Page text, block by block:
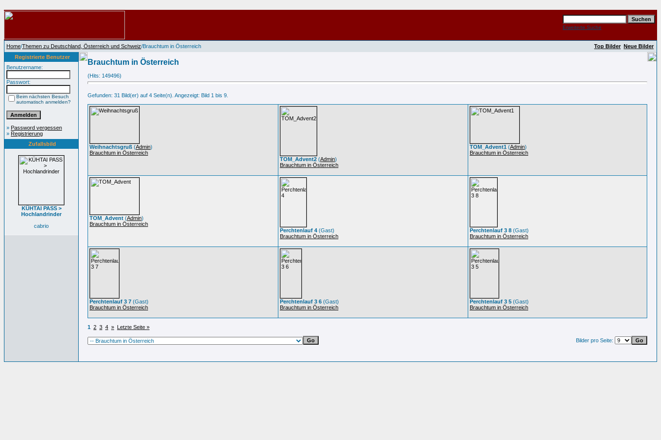
Erweiterte Suche
Home/Themen zu Deutschland, Österreich und Schweiz/Brauchtum in Österreich Top Bilder Neue Bilder
Registrierte Benutzer
Benutzername:
Passwort:
Beim nächsten Besuch
automatisch anmelden?
» Password vergessen
» Registrierung
Zufallsbild
KÜHTAI PASS >
Hochlandrinder
cabrio
Brauchtum in Österreich
(Hits: 149496)
Gefunden: 31 Bild(er) auf 4 Seite(n). Angezeigt: Bild 1 bis 9.
Weihnachtsgruß (Admin)
Brauchtum in Österreich
TOM_Advent2 (Admin)
Brauchtum in Österreich
TOM_Advent1 (Admin)
Brauchtum in Österreich
TOM_Advent (Admin)
Brauchtum in Österreich
Perchtenlauf 4 (Gast)
Brauchtum in Österreich
Perchtenlauf 3 8 (Gast)
Brauchtum in Österreich
Perchtenlauf 3 7 (Gast)
Brauchtum in Österreich
Perchtenlauf 3 6 (Gast)
Brauchtum in Österreich
Perchtenlauf 3 5 (Gast)
Brauchtum in Österreich
1 2 3 4 » Letzte Seite »
Bilder pro Seite: